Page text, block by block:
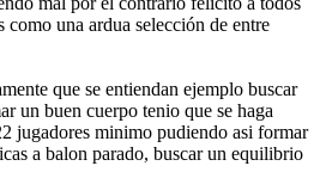
una ardua selección de entre
que se entiendan ejemplo buscar
un buen cuerpo tenio que se haga
jugadores minimo pudiendo asi formar
a balon parado, buscar un equilibrio